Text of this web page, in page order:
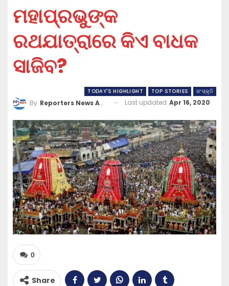
ମହାପ୍ରଭୁଙ୍କ
ରଥଯାତ୍ରାରେ କିଏ ବାଧକ
ସାଜିବ?
TODAY'S HIGHLIGHT TOP STORIES ସଂସ୍କୃତି
By Reporters News Agency Last updated Apr 16, 2020
0
Share